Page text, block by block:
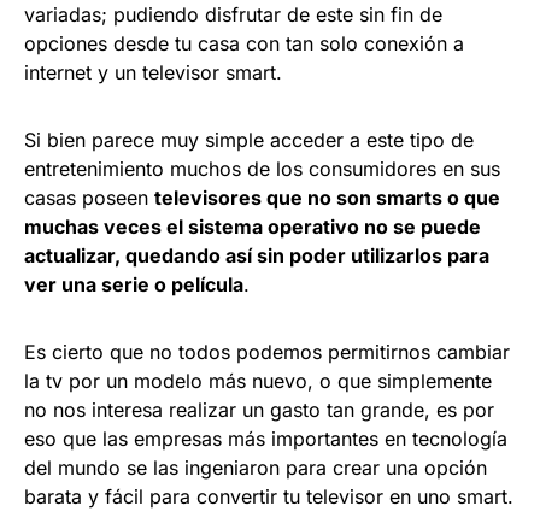
variadas; pudiendo disfrutar de este sin fin de
opciones desde tu casa con tan solo conexión a
internet y un televisor smart.
Si bien parece muy simple acceder a este tipo de
entretenimiento muchos de los consumidores en sus
casas poseen televisores que no son smarts o que
muchas veces el sistema operativo no se puede
actualizar, quedando así sin poder utilizarlos para
ver una serie o película.
Es cierto que no todos podemos permitirnos cambiar
la tv por un modelo más nuevo, o que simplemente
no nos interesa realizar un gasto tan grande, es por
eso que las empresas más importantes en tecnología
del mundo se las ingeniaron para crear una opción
barata y fácil para convertir tu televisor en uno smart.